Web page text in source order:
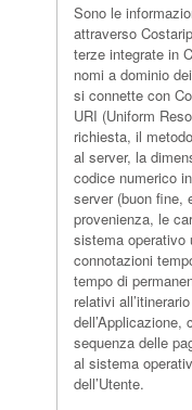
Sono le
attraverso
terze integrate in
nomi a dominio
si connette con
URI (Uniform
richiesta, il
al server, la
codice numerico
server (buon fine,
provenienza, le
sistema
connotazioni
tempo di
relativi
dell’Applicazione,
sequenza delle
al sistema
dell’Utente.